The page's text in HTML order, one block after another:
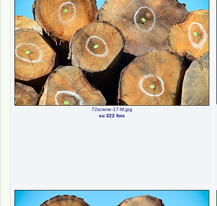
72scierie-17-M.jpg
vu 322 fois